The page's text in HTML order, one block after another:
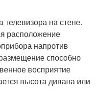
на стене.
расположение
напротив
способно
восприятие
высота дивана или